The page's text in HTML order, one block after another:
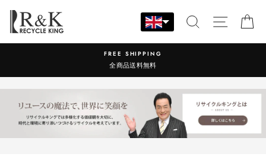
content
SEARCHSITE
FREE SHIPPING
全商品送料無料